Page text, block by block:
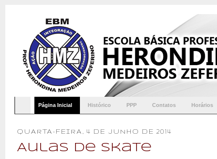
Página Inicial Histórico PPP Contatos Horários
QUARTA-FEIRA, 4 DE JUNHO DE 2014
Aulas de Skate